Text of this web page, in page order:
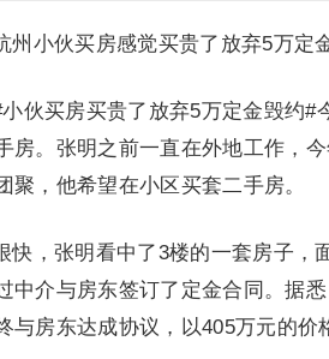
州小伙买房感觉买贵了放弃5万定
伙买房买贵了放弃5万定金毁约#
房。张明之前一直在外地工作，
聚，他希望在小区买套二手房。
快，张明看中了3楼的一套房子，
中介与房东签订了定金合同。据
与房东达成协议，以405万元的价